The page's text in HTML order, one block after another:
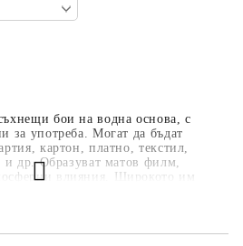
бои на водна основа, с
за употреба. Могат да бъдат
картон, платно, текстил,
и др. Образуват матов филм,
влияния. Широкото им
но може да се произвеждат в над